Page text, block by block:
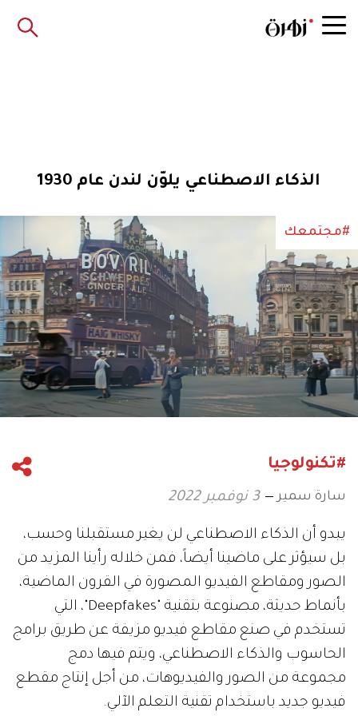
الذكاء الاصطناعي يلوّن لندن عام 1930
#مجتمعك
#تكنولوجيا
سارة سمير 3 نوفمبر 2022
يبدو أن الذكاء الاصطناعي لن يغير مستقبلنا وحسب،
بل سيؤثر على ماضينا أيضاً، فمن خلاله رأينا المزيد من
الصور ومقاطع الفيديو المصورة في القرون الماضية،
بأنماط حديثة، مصنوعة بتقنية "Deepfakes"، التي
تستخدم في صنع مقاطع فيديو مزيفة عن طريق برامج
الحاسوب والذكاء الاصطناعي، ويتم فيها دمج
مجموعة من الصور والفيديوهات، من أجل إنتاج مقطع
فيديو جديد باستخدام تقنية التعلم الآلي.